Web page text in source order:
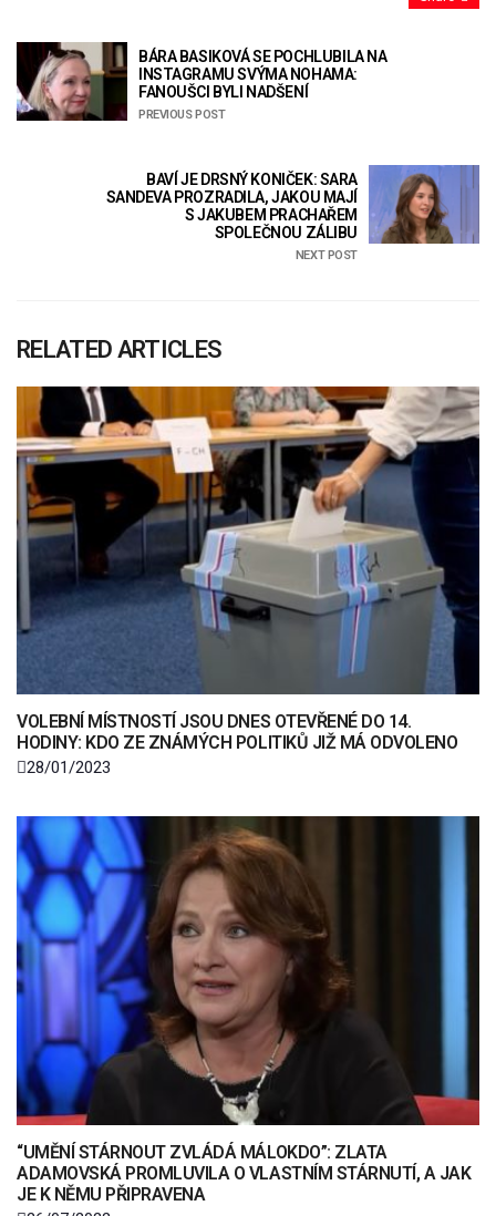
BÁRA BASIKOVÁ SE POCHLUBILA NA
INSTAGRAMU SVÝMA NOHAMA:
FANOUŠCI BYLI NADŠENÍ
PREVIOUS POST
BAVÍ JE DRSNÝ KONIČEK: SARA
SANDEVA PROZRADILA, JAKOU MAJÍ
S JAKUBEM PRACHAŘEM
SPOLEČNOU ZÁLIBU
NEXT POST
RELATED ARTICLES
VOLEBNÍ MÍSTNOSTÍ JSOU DNES OTEVŘENÉ DO 14.
HODINY: KDO ZE ZNÁMÝCH POLITIKŮ JIŽ MÁ ODVOLENO
28/01/2023
“UMĚNÍ STÁRNOUT ZVLÁDÁ MÁLOKDO”: ZLATA
ADAMOVSKÁ PROMLUVILA O VLASTNÍM STÁRNUTÍ, A JAK
JE K NĚMU PŘIPRAVENA